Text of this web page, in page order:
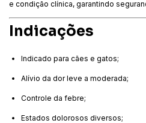
e condição clínica, garantindo
Indicações
Indicado para cães e gatos;
Alívio da dor leve a moderada;
Controle da febre;
Estados dolorosos diversos;